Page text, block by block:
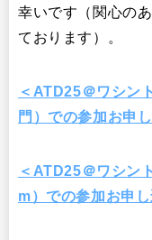
幸いです（関心の
ております）。
＜ATD25＠ワシン
門）での参加お申
＜ATD25＠ワシン
m）での参加お申